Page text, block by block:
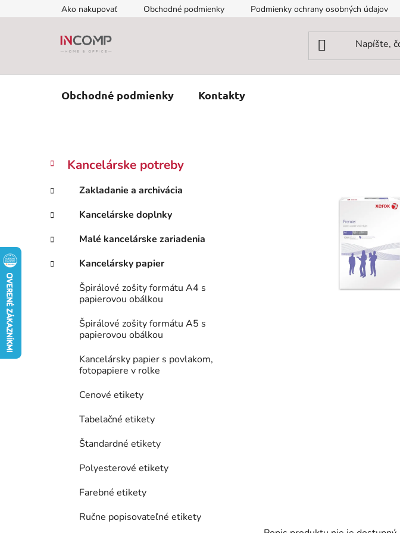
na
Ako nakupovať Obchodné podmienky Podmienky ochrany osobných údajov
Obchodné podmienky Kontakty
B
č
ý
p
n
Preskočiť
kategórie
K
a
e
g
ó
r
e
Kancelárske potreby
Zakladanie a archivácia
Kancelárske doplnky
Malé kancelárske zariadenia
Kancelársky papier
Špirálové zošity formátu A4 s
papierovou obálkou
Špirálové zošity formátu A5 s
papierovou obálkou
Kancelársky papier s povlakom,
fotopapiere v rolke
Cenové etikety
Tabelačné etikety
Štandardné etikety
Polyesterové etikety
Farebné etikety
Ručne popisovateľné etikety